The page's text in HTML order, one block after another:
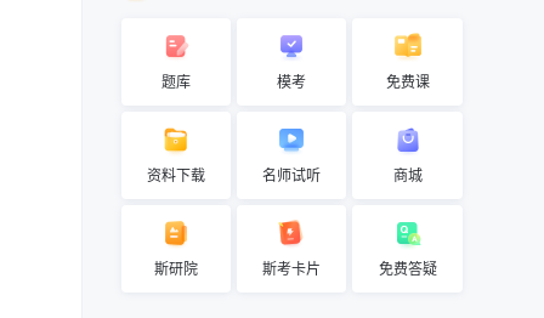
题库 模考 免费课
资料下载 名师试听 商城
斯研院 斯考卡片 免费答疑